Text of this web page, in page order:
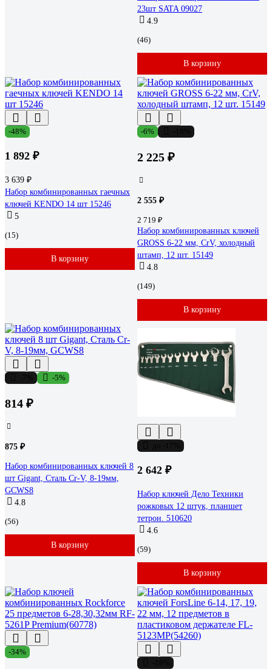
23шт SATA 09027
4.9
(46)
В корзину
-48%
1 892 ₽
3 639 ₽
Набор комбинированных гаечных
ключей KENDO 14 шт 15246
5
(15)
В корзину
-6%
2 225 ₽
2 555 ₽
2 719 ₽
Набор комбинированных ключей
GROSS 6-22 мм, CrV, холодный
штамп, 12 шт. 15149
4.8
(149)
В корзину
-5%
814 ₽
875 ₽
Набор комбинированных ключей 8
шт Gigant, Сталь Cr-V, 8-19мм,
GCWS8
4.8
(56)
В корзину
2 642 ₽
Набор ключей Дело Техники
рожковых 12 штук, планшет
тетрон. 510620
4.6
(59)
В корзину
-34%